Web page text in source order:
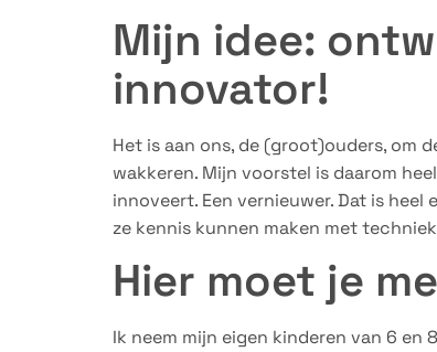
Mijn idee:
innovator!
Het is aan ons, de (groot)ouders, om
wakkeren. Mijn voorstel is daarom
innoveert. Een vernieuwer. Dat is heel
ze kennis kunnen maken met
Hier moet je
Ik neem mijn eigen kinderen van 6 en